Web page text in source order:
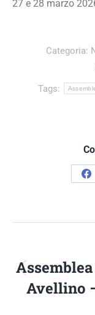
27 e 28 marzo
Categoria:
Tags:
TRA
Avellino